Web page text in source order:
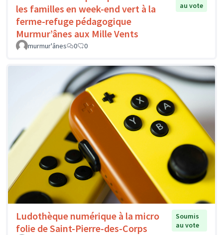
les familles en week-end vert à la
ferme-refuge pédagogique
Murmur’ânes aux Mille Vents
au vote
murmur'ânes 0 0
Ludothèque numérique à la micro
folie de Saint-Pierre-des-Corps
Soumis
au vote